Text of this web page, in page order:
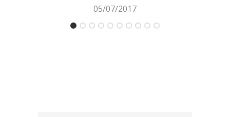
05/07/2017